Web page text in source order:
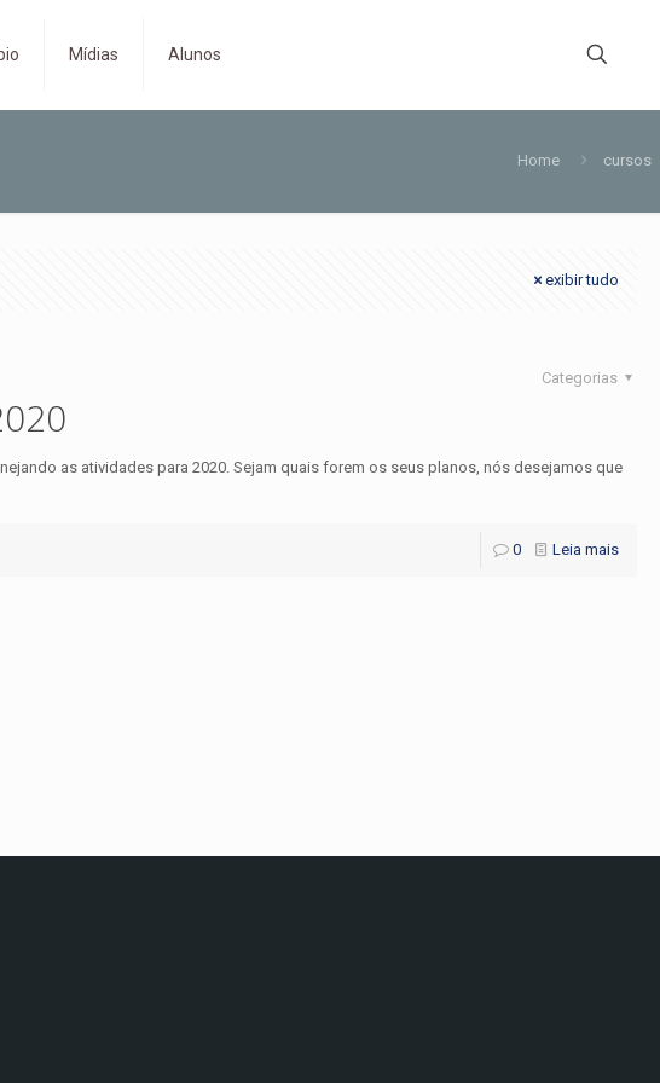
Mídias Alunos
Home cursos
exibir tudo
Categorias
as atividades para 2020. Sejam quais forem os seus planos, nós desejamos que
0 Leia mais